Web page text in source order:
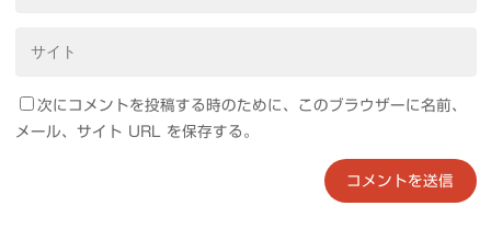
次にコメントを投稿する時のために、このブラウザーに名前、
メール、サイト URL を保存する。